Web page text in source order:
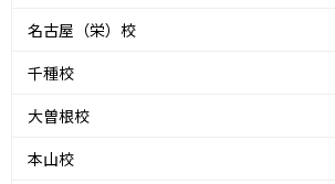
名古屋（栄）校
千種校
大曽根校
本山校